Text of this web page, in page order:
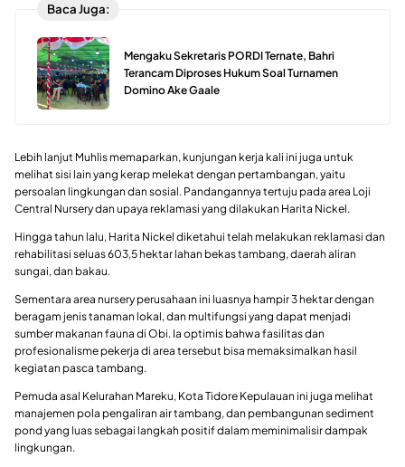
Baca Juga:
Mengaku Sekretaris PORDI Ternate, Bahri
Terancam Diproses Hukum Soal Turnamen
Domino Ake Gaale
Lebih lanjut Muhlis memaparkan, kunjungan kerja kali ini juga untuk
melihat sisi lain yang kerap melekat dengan pertambangan, yaitu
persoalan lingkungan dan sosial. Pandangannya tertuju pada area Loji
Central Nursery dan upaya reklamasi yang dilakukan Harita Nickel.
Hingga tahun lalu, Harita Nickel diketahui telah melakukan reklamasi dan
rehabilitasi seluas 603,5 hektar lahan bekas tambang, daerah aliran
sungai, dan bakau.
Sementara area nursery perusahaan ini luasnya hampir 3 hektar dengan
beragam jenis tanaman lokal, dan multifungsi yang dapat menjadi
sumber makanan fauna di Obi. Ia optimis bahwa fasilitas dan
profesionalisme pekerja di area tersebut bisa memaksimalkan hasil
kegiatan pasca tambang.
Pemuda asal Kelurahan Mareku, Kota Tidore Kepulauan ini juga melihat
manajemen pola pengaliran air tambang, dan pembangunan sediment
pond yang luas sebagai langkah positif dalam meminimalisir dampak
lingkungan.